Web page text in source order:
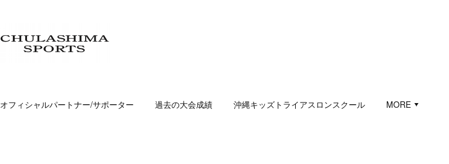
オフィシャルパートナー/サポーター 過去の大会成績 沖縄キッズトライアスロンスクール MORE